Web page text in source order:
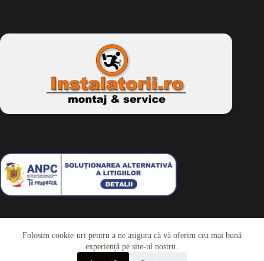
Folosim cookie-uri pentru a ne asigura că vă oferim cea mai bună
experiență pe site-ul nostru.